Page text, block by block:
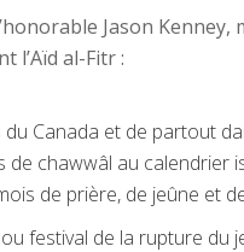
Jason
l’Aïd al-Fitr :
du Canada et de partout
chawwâl au calendrier
de prière, de jeûne et
festival de la rupture du